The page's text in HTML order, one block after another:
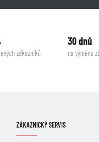
zákazníků
30 dnů
na výměnu
ZÁKAZNICKÝ SERVIS